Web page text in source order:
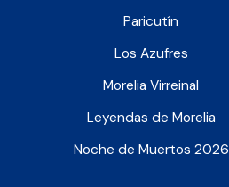
Paricutín
Los Azufres
Morelia Virreinal
Leyendas de Morelia
Noche de Muertos 2026